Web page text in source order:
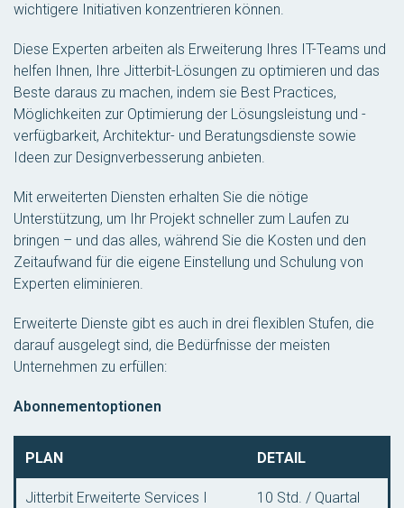
wichtigere Initiativen konzentrieren können.
Diese Experten arbeiten als Erweiterung Ihres IT-Teams und
helfen Ihnen, Ihre Jitterbit-Lösungen zu optimieren und das
Beste daraus zu machen, indem sie Best Practices,
Möglichkeiten zur Optimierung der Lösungsleistung und -
verfügbarkeit, Architektur- und Beratungsdienste sowie
Ideen zur Designverbesserung anbieten.
Mit erweiterten Diensten erhalten Sie die nötige
Unterstützung, um Ihr Projekt schneller zum Laufen zu
bringen – und das alles, während Sie die Kosten und den
Zeitaufwand für die eigene Einstellung und Schulung von
Experten eliminieren.
Erweiterte Dienste gibt es auch in drei flexiblen Stufen, die
darauf ausgelegt sind, die Bedürfnisse der meisten
Unternehmen zu erfüllen:
Abonnementoptionen
PLAN DETAIL
Jitterbit Erweiterte Services I 10 Std. / Quartal